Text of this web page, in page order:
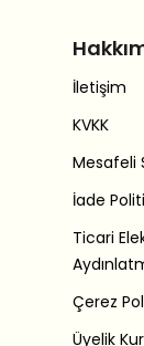
İletişim
KVKK
Mesafeli
İade
Ticari
Çerez
Üyelik